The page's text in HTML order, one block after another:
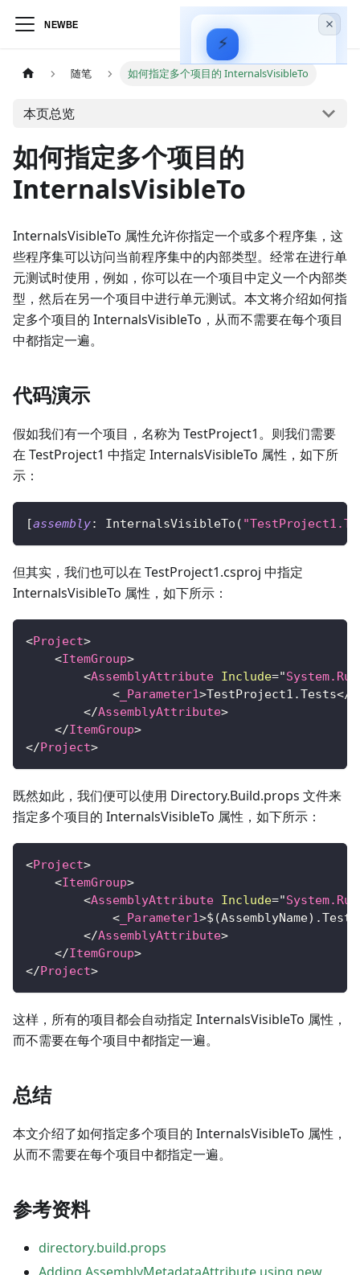
⚡
Hagicode—
实战视频
随笔 如何指定多个项目的 InternalsVisibleTo
本页总览
如何指定多个项目的
InternalsVisibleTo
InternalsVisibleTo 属性允许你指定一个或多个程序集，这
些程序集可以访问当前程序集中的内部类型。经常在进行单
元测试时使用，例如，你可以在一个项目中定义一个内部类
型，然后在另一个项目中进行单元测试。本文将介绍如何指
定多个项目的 InternalsVisibleTo，从而不需要在每个项目
中都指定一遍。
代码演示
假如我们有一个项目，名称为 TestProject1。则我们需要
在 TestProject1 中指定 InternalsVisibleTo 属性，如下所
示：
[assembly: InternalsVisibleTo (
但其实，我们也可以在 TestProject1.csproj 中指定
InternalsVisibleTo 属性，如下所示：
<Project>
<ItemGroup>
<AssemblyAttribute Include="
< _Parameter1>TestProject1.Tests</
</AssemblyAttribute>
</ItemGroup>
</Project>
既然如此，我们便可以使用 Directory.Build.props 文件来
指定多个项目的 InternalsVisibleTo 属性，如下所示：
<Project>
<ItemGroup>
<AssemblyAttribute Include="
< _Parameter1>$(AssemblyName).Tests
</AssemblyAttribute>
</ItemGroup>
</Project>
这样，所有的项目都会自动指定 InternalsVisibleTo 属性，
而不需要在每个项目中都指定一遍。
总结
本文介绍了如何指定多个项目的 InternalsVisibleTo 属性，
从而不需要在每个项目中都指定一遍。
参考资料
directory.build.props